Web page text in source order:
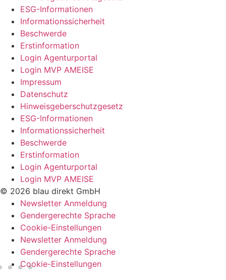
ESG-Informationen
Informationssicherheit
Beschwerde
Erstinformation
Login Agenturportal
Login MVP AMEISE
Impressum
Datenschutz
Hinweisgeberschutzgesetz
ESG-Informationen
Informationssicherheit
Beschwerde
Erstinformation
Login Agenturportal
Login MVP AMEISE
© 2026 blau direkt GmbH
Newsletter Anmeldung
Gendergerechte Sprache
Cookie-Einstellungen
Newsletter Anmeldung
Gendergerechte Sprache
Cookie-Einstellungen